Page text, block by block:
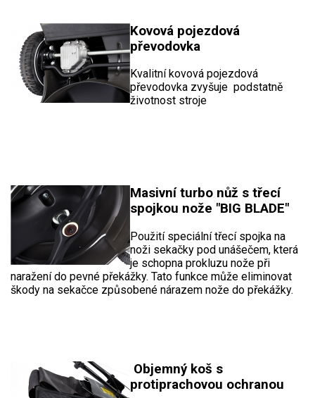
Kovová pojezdová
převodovka
Kvalitní kovová pojezdová
převodovka zvyšuje podstatně
životnost stroje
Masivní turbo nůž s třecí
spojkou nože "BIG BLADE"
Použití speciální třecí spojka na
noži sekačky pod unášečem, která
je schopna prokluzu nože při
naražení do pevné překážky. Tato funkce může eliminovat
škody na sekačce způsobené nárazem nože do překážky.
Objemný koš s
protiprachovou ochranou